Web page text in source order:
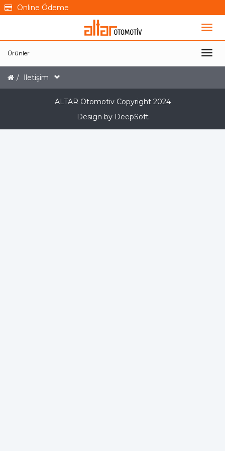
Online Ödeme
Ürünler
İletişim
ALTAR Otomotiv Copyright 2024
Design by DeepSoft